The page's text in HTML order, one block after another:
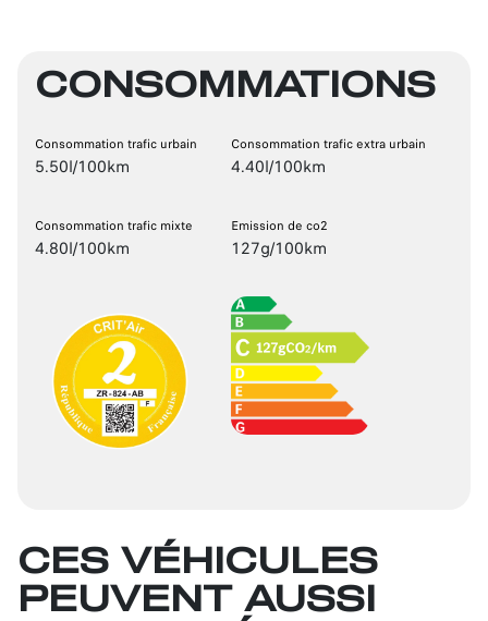
CONSOMMATIONS
Consommation trafic urbain
5.50l/100km
Consommation trafic extra urbain
4.40l/100km
Consommation trafic mixte
4.80l/100km
Emission de co2
127g/100km
CES VÉHICULES
PEUVENT AUSSI